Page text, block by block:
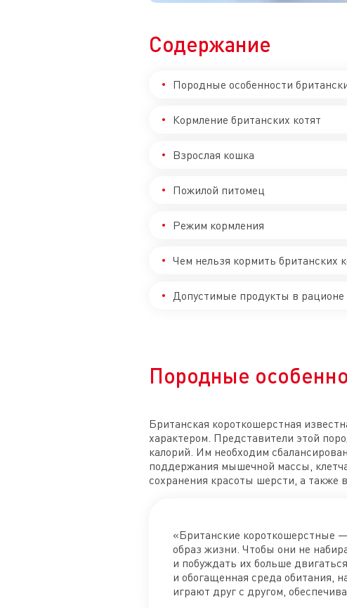
Содержание
Породные особенности
Кормление британских котят
Взрослая кошка
Пожилой питомец
Режим кормления
Чем нельзя кормить британских
Допустимые продукты в рационе
Породные
Британская короткошерстная
характером. Представители этой
калорий. Им необходим
поддержания мышечной массы,
сохранения красоты шерсти, а также
«Британские короткошерстные
образ жизни. Чтобы они не
и побуждать их больше
и обогащенная среда обитания,
играют друг с другом,